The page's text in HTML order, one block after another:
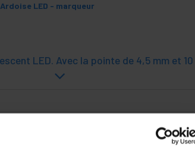
Ardoise LED - marqueur